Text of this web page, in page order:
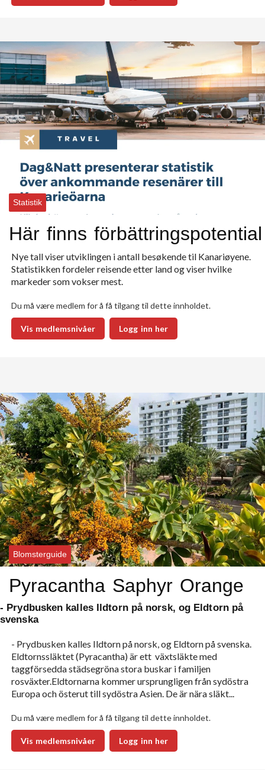
Statistik
Här finns förbättrings­potential
Nye tall viser utviklingen i antall besøkende til Kanariøyene.
Statistikken fordeler reisende etter land og viser hvilke
markeder som vokser mest.
Du må være medlem for å få tilgang til dette innholdet.
Vis medlemsnivåer Logg inn her
Blomsterguide
Pyracantha Saphyr Orange
- Prydbusken kalles Ildtorn på norsk, og Eldtorn på
svenska
- Prydbusken kalles Ildtorn på norsk, og Eldtorn på svenska.
Eldtornssläktet (Pyracantha) är ett växtsläkte med
taggförsedda städsegröna stora buskar i familjen
rosväxter.Eldtornarna kommer ursprungligen från sydöstra
Europa och österut till sydöstra Asien. De är nära släkt...
Du må være medlem for å få tilgang til dette innholdet.
Vis medlemsnivåer Logg inn her